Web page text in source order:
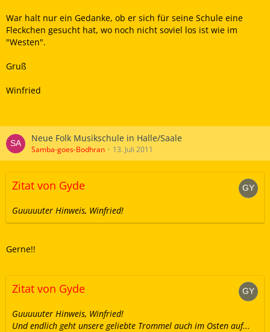
War halt nur ein Gedanke, ob er sich für seine Schule eine
Fleckchen gesucht hat, wo noch nicht soviel los ist wie im
"Westen".
Gruß
Winfried
Neue Folk Musikschule in Halle/Saale
Samba-goes-Bodhran 13. Juli 2011
Zitat von Gyde
Guuuuuter Hinweis, Winfried!
Gerne!!
Zitat von Gyde
Guuuuuter Hinweis, Winfried!
Und endlich geht unsere geliebte Trommel auch im Osten auf...